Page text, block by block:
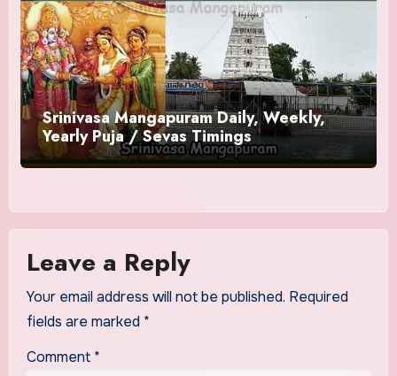
Srinivasa Mangapuram Daily, Weekly,
Yearly Puja / Sevas Timings
Leave a Reply
Your email address will not be published. Required
fields are marked *
Comment *